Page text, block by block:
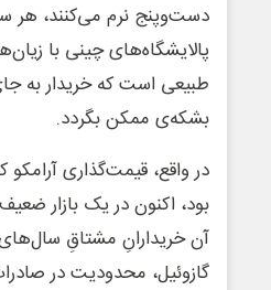
دست‌وپنج نرم می‌کنند، هر
پالایشگاه‌های چینی با
طبیعی است که خریدار به
بشکه‌ی ممکن بگردد.
در واقع، قیمت‌گذاری
بود، اکنون در یک بازار
آن خریدارانِ مشتاقِ
گازوئیل، محدودیت در